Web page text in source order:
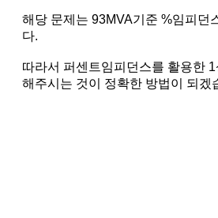
해당 문제는 93MVA기준 %임피던
다.
따라서 퍼센트임피던스를 활용한
해주시는 것이 정확한 방법이 되겠